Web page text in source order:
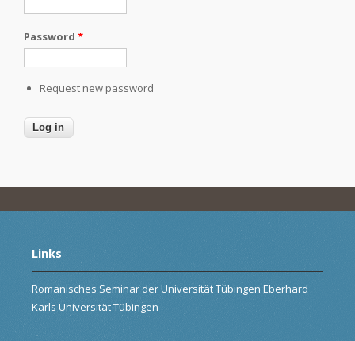
Password *
Request new password
Links
Romanisches Seminar der Universität Tübingen Eberhard
Karls Universität Tübingen